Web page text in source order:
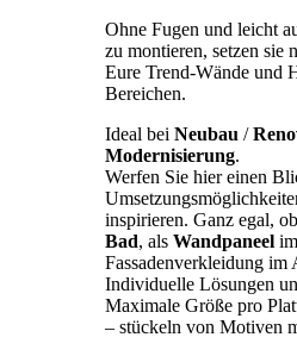
Ohne Fugen und leicht
zu montieren, setzen sie
Eure Trend-Wände und
Bereichen.
Ideal bei Neubau /
Modernisierung.
Werfen Sie hier einen
inspirieren. Ganz egal,
Bad, als Wandpaneel
Fassadenverkleidung im
Individuelle Lösungen
Maximale Größe pro
– stückeln von Motiven